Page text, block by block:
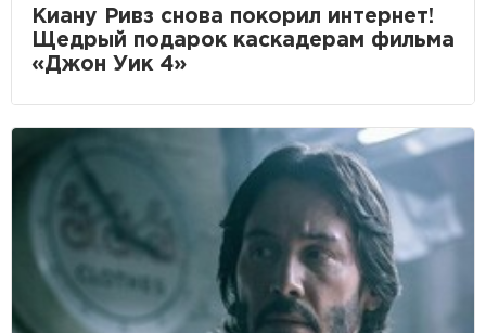
Киану Ривз снова покорил интернет!
Щедрый подарок каскадерам фильма
«Джон Уик 4»